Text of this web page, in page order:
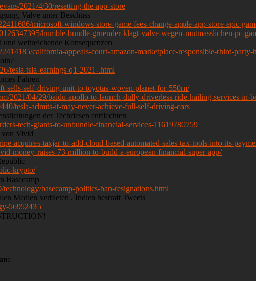
2021/4/30/resetting-the-app-store
Valve unter Beschuss
microsoft-windows-store-game-fees-change-apple-app-store-epic-
humble-bundle-gruender-klagt-valve-wegen-mutmasslichen-pc-
weitreichende Konsequenzen
california-appeals-court-amazon-marketplace-responsible-third-party-
tesla-tsla-earnings-q1-2021-.html
Fahren
sells-self-driving-unit-to-toyotas-woven-planet-for-550m/
2021/04/29/baidu-apollo-to-launch-dully-driverless-ride-hailing-services-in-
tesla-admits-it-may-never-achieve-full-self-driving-cars
der Techriesen entflechten
tech-giants-to-unbundle-financial-services-11619780759
von Vivid
acquires-taxjar-to-add-cloud-based-automated-sales-tax-tools-into-its-
money-raises-73-million-to-build-a-european-financial-super-app/
krypto/
Basecamp
basecamp-politics-ban-resignations.html
Medien verbieten , Indien bestraft Tweets
56952435